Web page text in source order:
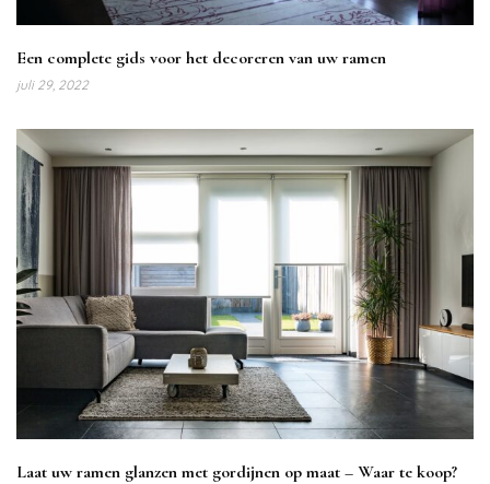
Een complete gids voor het decoreren van uw ramen
juli 29, 2022
Laat uw ramen glanzen met gordijnen op maat – Waar te koop?